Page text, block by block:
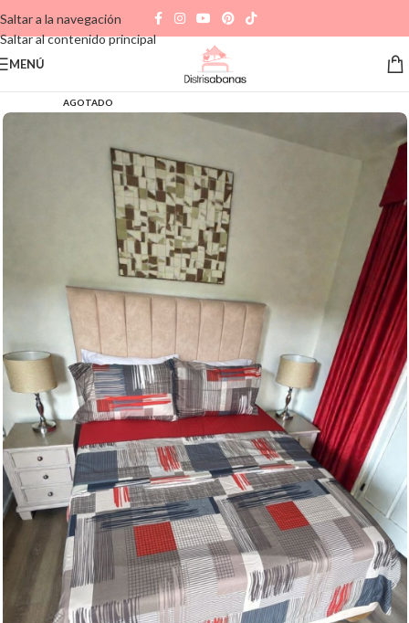
Saltar a la navegación
Saltar al contenido principal
MENÚ
AGOTADO